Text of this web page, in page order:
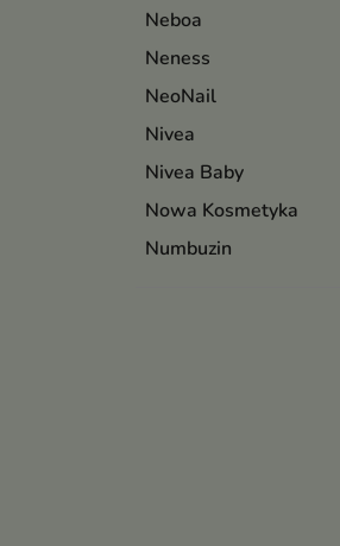
Neboa
Neness
NeoNail
Nivea
Nivea Baby
Nowa Kosmetyka
Numbuzin